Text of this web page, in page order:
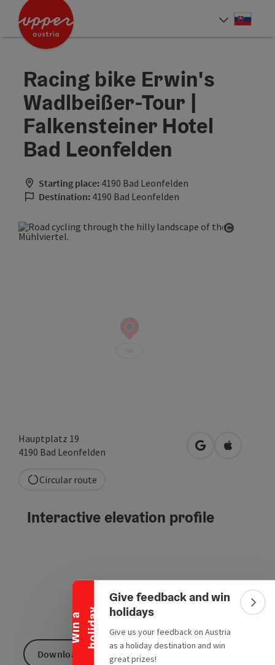
Accesskey
Accesskey
W
i
n
a
h
o
l
i
d
a y
Collapse banner
Give feedback and win
holidays
Give us your feedback on Austria
as a holiday destination and win
great prizes!
Racing bike Erwin's
Wadlbeißer-Tour |
Falkensteiner Hotel
Bad Leonfelden
Starting place: 4190 Bad Leonfelden
Destination: 4190 Bad Leonfelden
Hauptplatz 19
4190 Bad Leonfelden open in Google
Open in
Circular route
Interactive elevation profile
Download GPS data